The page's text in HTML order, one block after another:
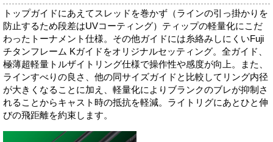
トップガイドにあえてスレッドを巻かず（ラインの引っ掛かりを
防止するため段差はUVコーティング）ティップの軽量化にこだ
わったトーナメント仕様。その他ガイドには糸絡みしにくいFuji
チタンフレーム Kガイドをオリジナルセッティング。全ガイド、
極薄超軽量トルザイトリング仕様で操作性や感度が向上。また、
ラインすべりの良さ、他の同サイズガイドと比較してリング内径
が大きくなることに加え、軽量化によりブランクのブレが抑制さ
れることからキャスト時の抵抗を軽減。ライトリグにあとひと伸
びの飛距離を約束します。